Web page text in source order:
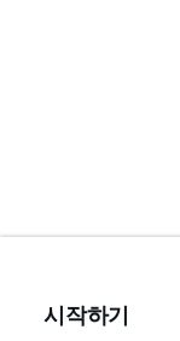
시작하기